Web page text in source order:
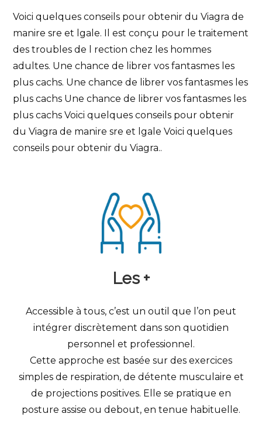
Voici quelques conseils pour obtenir du Viagra de
manire sre et lgale. Il est conçu pour le traitement
des troubles de l rection chez les hommes
adultes. Une chance de librer vos fantasmes les
plus cachs. Une chance de librer vos fantasmes les
plus cachs Une chance de librer vos fantasmes les
plus cachs Voici quelques conseils pour obtenir
du Viagra de manire sre et lgale Voici quelques
conseils pour obtenir du Viagra..
Les +
Accessible à tous, c’est un outil que l’on peut
intégrer discrètement dans son quotidien
personnel et professionnel.
Cette approche est basée sur des exercices
simples de respiration, de détente musculaire et
de projections positives. Elle se pratique en
posture assise ou debout, en tenue habituelle.